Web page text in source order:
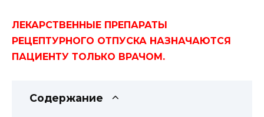
ЛЕКАРСТВЕННЫЕ ПРЕПАРАТЫ
РЕЦЕПТУРНОГО ОТПУСКА НАЗНАЧАЮТСЯ
ПАЦИЕНТУ ТОЛЬКО ВРАЧОМ.
Содержание